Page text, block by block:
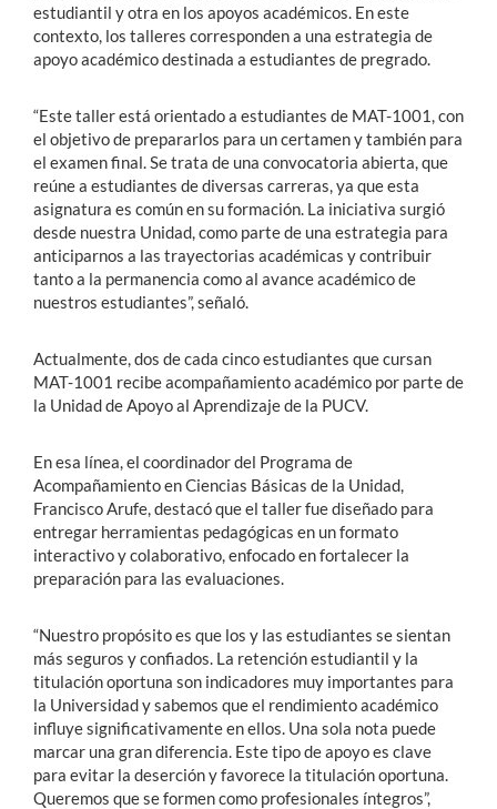
estudiantil y otra en los apoyos académicos. En este
contexto, los talleres corresponden a una estrategia de
apoyo académico destinada a estudiantes de pregrado.
“Este taller está orientado a estudiantes de MAT-1001, con
el objetivo de prepararlos para un certamen y también para
el examen final. Se trata de una convocatoria abierta, que
reúne a estudiantes de diversas carreras, ya que esta
asignatura es común en su formación. La iniciativa surgió
desde nuestra Unidad, como parte de una estrategia para
anticiparnos a las trayectorias académicas y contribuir
tanto a la permanencia como al avance académico de
nuestros estudiantes”, señaló.
Actualmente, dos de cada cinco estudiantes que cursan
MAT-1001 recibe acompañamiento académico por parte de
la Unidad de Apoyo al Aprendizaje de la PUCV.
En esa línea, el coordinador del Programa de
Acompañamiento en Ciencias Básicas de la Unidad,
Francisco Arufe, destacó que el taller fue diseñado para
entregar herramientas pedagógicas en un formato
interactivo y colaborativo, enfocado en fortalecer la
preparación para las evaluaciones.
“Nuestro propósito es que los y las estudiantes se sientan
más seguros y confiados. La retención estudiantil y la
titulación oportuna son indicadores muy importantes para
la Universidad y sabemos que el rendimiento académico
influye significativamente en ellos. Una sola nota puede
marcar una gran diferencia. Este tipo de apoyo es clave
para evitar la deserción y favorece la titulación oportuna.
Queremos que se formen como profesionales íntegros”,